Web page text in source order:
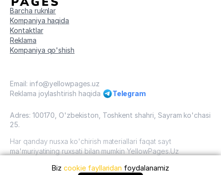
Barcha ruknlar
Kompaniya haqida
Kontaktlar
Reklama
Kompaniya qo'shish
Email: info@yellowpages.uz
Reklama joylashtirish haqida
Telegram
Adres: 100170, O'zbekiston, Toshkent shahri, Sayram ko'chasi
25.
Har qanday nusxa ko'chirish materiallari faqat sayt
ma'muriyatining ruxsati bilan mumkin YellowPages.Uz
O'zbekiston, 2009 - 2026 / O'zbekiston "sariq
Bizcookie fayllaridan foydalanamiz